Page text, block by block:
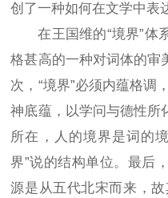
创了一种如何在文学中表
在王国维的“境界”体
格甚高的一种对词体的审
次，“境界”必须内蕴格调
神底蕴，以学问与德性所
所在，人的境界是词的
界”说的结构单位。最后
源是从五代北宋而来，